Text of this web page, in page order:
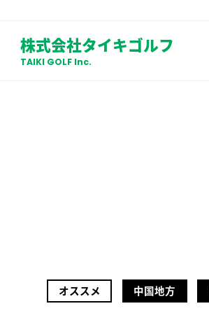
株式会社タイキゴルフ
TAIKI GOLF Inc.
オススメ 中国地方